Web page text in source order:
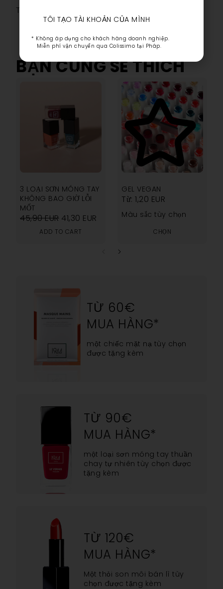
Thông tin bổ sung
BẠN CŨNG SẼ THÍCH
3 LOẠI SƠN MÓNG TAY
KHÔNG BAO GIỜ LỖI
MỐT
45,90EUR 41,30 EUR
ADD TO CART
GEL VEGAN
Từ: 1,20 EUR
Màu sắc tùy chọn
CHỌN
TỪ 60€
MUA HÀNG*
một chiếc mặt nạ tùy chọn
được tặng kèm
TỪ 90€
MUA HÀNG*
một loại sơn móng tay thuần
chay tự nhiên tùy chọn được
tặng kèm
TỪ 120€
MUA HÀNG*
Một thỏi son môi bán lì tùy
chọn được tặng kèm
TÔI TẠO TÀI KHOẢN CỦA MÌNH
* Không áp dụng cho khách hàng doanh nghiệp.
Miễn phí vận chuyển qua Colissimo tại Pháp.